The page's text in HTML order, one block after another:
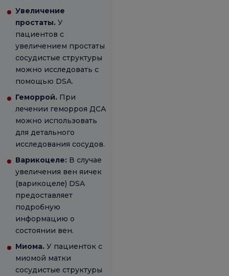
Увеличение
простаты. У
пациентов с
увеличением простаты
сосудистые структуры
можно исследовать с
помощью DSA.
Геморрой. При
лечении геморроя ДСА
можно использовать
для детального
исследования сосудов.
Варикоцеле: В случае
увеличения вен яичек
(варикоцеле) DSA
предоставляет
подробную
информацию о
состоянии вен.
Миома. У пациенток с
миомой матки
сосудистые структуры